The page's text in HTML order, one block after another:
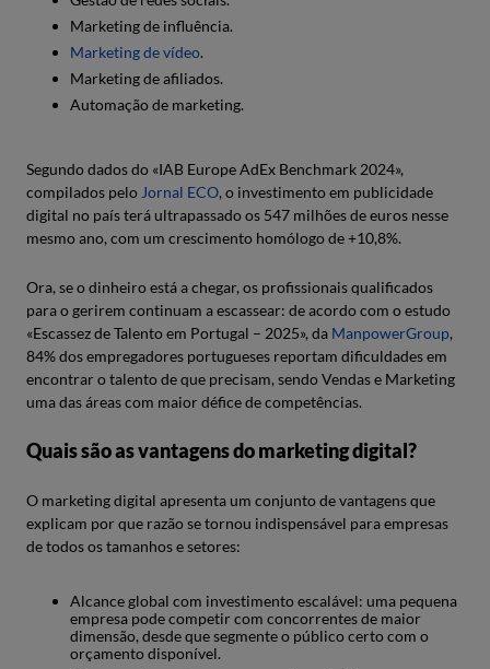
Marketing de influência.
Marketing de vídeo.
Marketing de afiliados.
Automação de marketing.
Segundo dados do «IAB Europe AdEx Benchmark 2024»,
compilados pelo Jornal ECO, o investimento em publicidade
digital no país terá ultrapassado os 547 milhões de euros nesse
mesmo ano, com um crescimento homólogo de +10,8%.
Ora, se o dinheiro está a chegar, os profissionais qualificados
para o gerirem continuam a escassear: de acordo com o estudo
«Escassez de Talento em Portugal – 2025», da ManpowerGroup,
84% dos empregadores portugueses reportam dificuldades em
encontrar o talento de que precisam, sendo Vendas e Marketing
uma das áreas com maior défice de competências.
Quais são as vantagens do marketing digital?
O marketing digital apresenta um conjunto de vantagens que
explicam por que razão se tornou indispensável para empresas
de todos os tamanhos e setores:
Alcance global com investimento escalável: uma pequena
empresa pode competir com concorrentes de maior
dimensão, desde que segmente o público certo com o
orçamento disponível.